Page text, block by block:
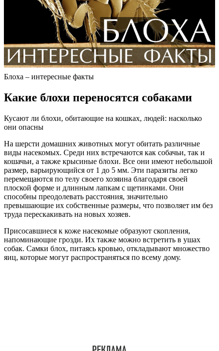
Блоха – интересные факты
Какие блохи переносятся собаками
Кусают ли блохи, обитающие на кошках, людей: насколько
они опасны
На шерсти домашних животных могут обитать различные
виды насекомых. Среди них встречаются как собачьи, так и
кошачьи, а также крысиные блохи. Все они имеют небольшой
размер, варьирующийся от 1 до 5 мм. Эти паразиты легко
перемещаются по телу своего хозяина благодаря своей
плоской форме и длинным лапкам с щетинками. Они
способны преодолевать расстояния, значительно
превышающие их собственные размеры, что позволяет им без
труда перескакивать на новых хозяев.
Присосавшиеся к коже насекомые образуют скопления,
напоминающие грозди. Их также можно встретить в ушах
собак. Самки блох, питаясь кровью, откладывают множество
яиц, которые могут распространяться по всему дому.